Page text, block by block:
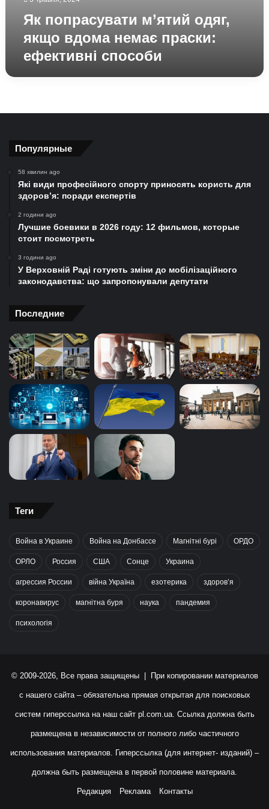
Як попрасувати м’ятий одяг,
якщо вдома немає праски:
ефективні способи
Популярные
58 хвилин ago
Які види професійного спорту приносять користь для
здоров’я: поради експертів
2 години ago
Лучшие боевики в 2026 году: 12 фильмов, которые
стоит посмотреть
3 години ago
У Верховній Раді готують зміни до мобілізаційного
законодавства: що запропонували депутати
Последние
Теги
Война в Украине Война на Донбассе Магнітні бурі ОРДО
ОРЛО Россия США Сонце Украина
агрессия России війна Україна езотерика здоров’я
коронавирус магнітна буря наука пандемия
психологія
© 2009-2026, Все права защищены | При копировании материалов
с нашего сайта – обязательна прямая открытая для поисковых
систем гиперссылка на наш сайт pl.com.ua. Ссылка должна быть
размещена в независимости от полного либо частичного
использования материалов. Гиперссылка (для интернет- изданий) –
должна быть размещена в первой половине материала.
Редакция Реклама Контакты